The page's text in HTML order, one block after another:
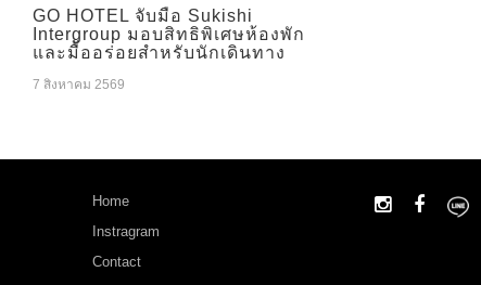
GO HOTEL จับมือ Sukishi
Intergroup มอบสิทธิพิเศษห้องพัก
และมื้ออร่อยสำหรับนักเดินทาง
7 สิงหาคม 2569
Home
Instragram
Contact